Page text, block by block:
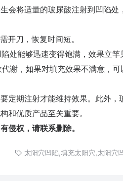
会将适量的玻尿酸注射到凹陷处
开刀，恢复时间短。
处能够迅速变得饱满，效果立竿
谢，如果对填充效果不满意，
期注射才能维持效果。此外，
和优质产品至关重要。
侵权，请联系删除。
太阳穴凹陷,填充太阳穴,太阳穴